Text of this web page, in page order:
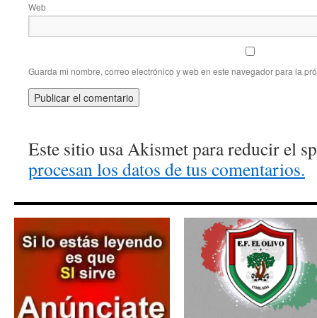
Web
Guarda mi nombre, correo electrónico y web en este navegador para la
Este sitio usa Akismet para reducir el
procesan los datos de tus comentarios.